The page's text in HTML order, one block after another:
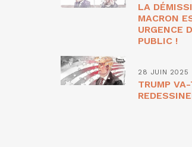
LA
MACRON
URGENCE
PUBLIC !
28 JUIN 2025
TRUMP